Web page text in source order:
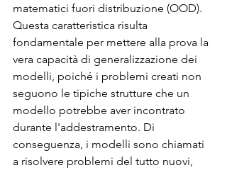
matematici fuori distribuzione (OOD).
Questa caratteristica risulta
fondamentale per mettere alla prova la
vera capacità di generalizzazione dei
modelli, poiché i problemi creati non
seguono le tipiche strutture che un
modello potrebbe aver incontrato
durante l'addestramento. Di
conseguenza, i modelli sono chiamati
a risolvere problemi del tutto nuovi,